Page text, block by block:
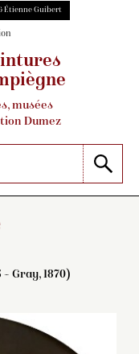
Étienne Guibert
musées
Dumez
Gray, 1870)